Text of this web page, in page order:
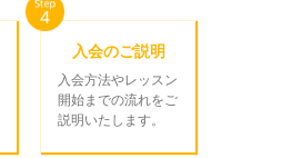
入会のご説明
入会方法やレッスン
開始までの流れをご
説明いたします。